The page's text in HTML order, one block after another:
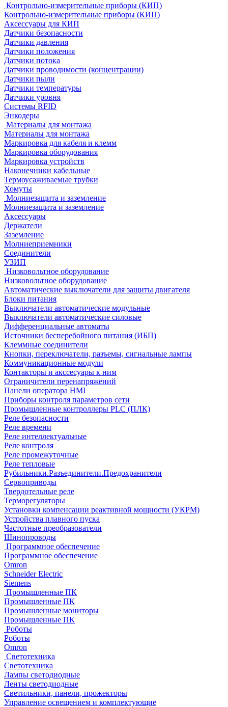
Контрольно-измерительные приборы (КИП)
Контрольно-измерительные приборы (КИП)
Аксессуары для КИП
Датчики безопасности
Датчики давления
Датчики положения
Датчики потока
Датчики проводимости (концентрации)
Датчики пыли
Датчики температуры
Датчики уровня
Системы RFID
Энкодеры
Материалы для монтажа
Материалы для монтажа
Маркировка для кабеля и клемм
Маркировка оборудования
Маркировка устройств
Наконечники кабельные
Термоусаживаемые трубки
Хомуты
Молниезащита и заземление
Молниезащита и заземление
Аксессуары
Держатели
Заземление
Молниеприемники
Соединители
УЗИП
Низковольтное оборудование
Низковольтное оборудование
Автоматические выключатели для защиты двигателя
Блоки питания
Выключатели автоматические модульные
Выключатели автоматические силовые
Дифференциальные автоматы
Источники бесперебойного питания (ИБП)
Клеммные соединители
Кнопки, переключатели, разъемы, сигнальные лампы
Коммуникационные модули
Контакторы и акссесуары к ним
Ограничители перенапряжений
Панели оператора HMI
Приборы контроля параметров сети
Промышленные контроллеры PLC (ПЛК)
Реле безопасности
Реле времени
Реле интеллектуальные
Реле контроля
Реле промежуточные
Реле тепловые
Рубильники.Разъединители.Предохранители
Сервоприводы
Твердотельные реле
Терморегуляторы
Установки компенсации реактивной мощности (УКРМ)
Устройства плавного пуска
Частотные преобразователи
Шинопроводы
Программное обеспечение
Программное обеспечение
Omron
Schneider Electric
Siemens
Промышленные ПК
Промышленные ПК
Промышленные мониторы
Промышленные ПК
Роботы
Роботы
Omron
Светотехника
Светотехника
Лампы светодиодные
Ленты светодиодные
Светильники, панели, прожекторы
Управление освещением и комплектующие